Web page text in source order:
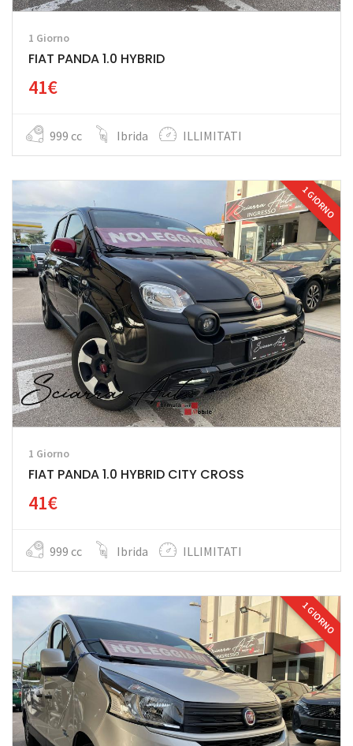
1 Giorno
FIAT PANDA 1.0 HYBRID
41€
999 cc Ibrida ILLIMITATI
1 GIORNO
1 Giorno
FIAT PANDA 1.0 HYBRID CITY CROSS
41€
999 cc Ibrida ILLIMITATI
1 GIORNO